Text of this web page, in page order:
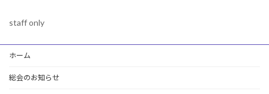
staff only
ホーム
総会のお知らせ